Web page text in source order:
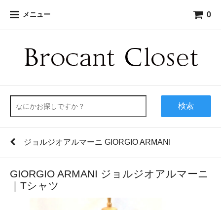
メニュー 0
検索
ジョルジオアルマーニ GIORGIO ARMANI
GIORGIO ARMANI ジョルジオアルマーニ
｜Tシャツ